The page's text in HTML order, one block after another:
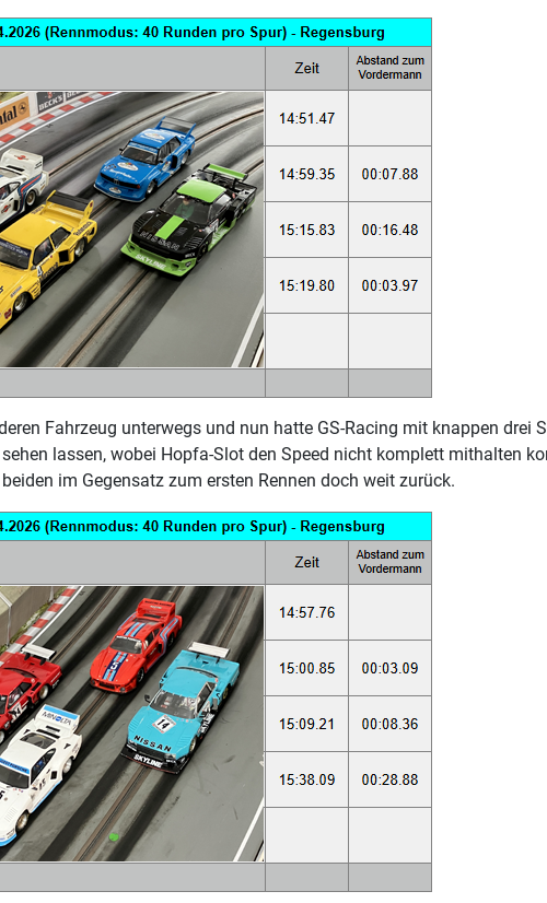
Fahrzeug unterwegs und nun hatte GS-Racing mit knappen
lassen, wobei Hopfa-Slot den Speed nicht komplett mithalten
im Gegensatz zum ersten Rennen doch weit zurück.